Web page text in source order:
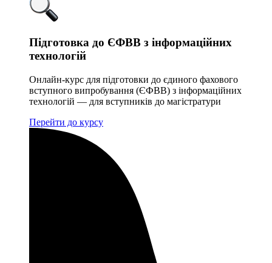
Підготовка до ЄФВВ з інформаційних
технологій
Онлайн-курс для підготовки до єдиного фахового
вступного випробування (ЄФВВ) з інформаційних
технологій — для вступників до магістратури
Перейти до курсу